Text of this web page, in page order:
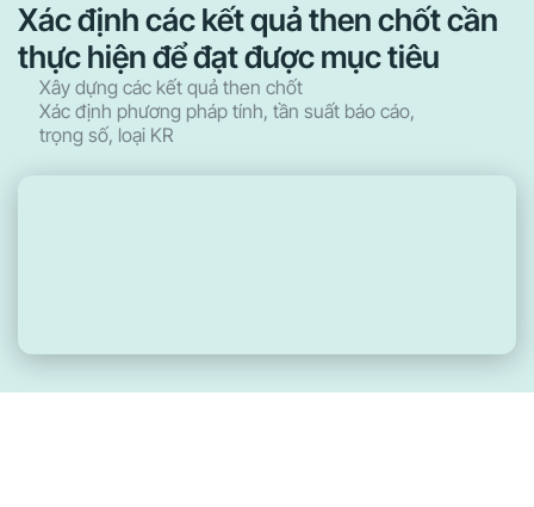
Xác định các kết quả then chốt cần
thực hiện để đạt được mục tiêu
Xây dựng các kết quả then chốt
Xác định phương pháp tính, tần suất báo cáo,
trọng số, loại KR